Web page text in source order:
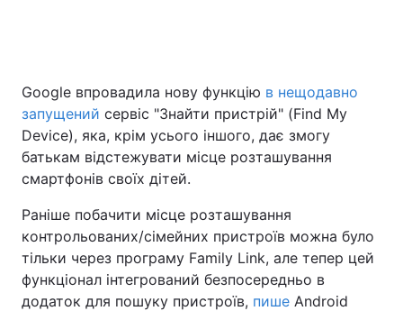
Google впровадила нову функцію в нещодавно
запущений сервіс "Знайти пристрій" (Find My
Device), яка, крім усього іншого, дає змогу
батькам відстежувати місце розташування
смартфонів своїх дітей.
Раніше побачити місце розташування
контрольованих/сімейних пристроїв можна було
тільки через програму Family Link, але тепер цей
функціонал інтегрований безпосередньо в
додаток для пошуку пристроїв, пише Android